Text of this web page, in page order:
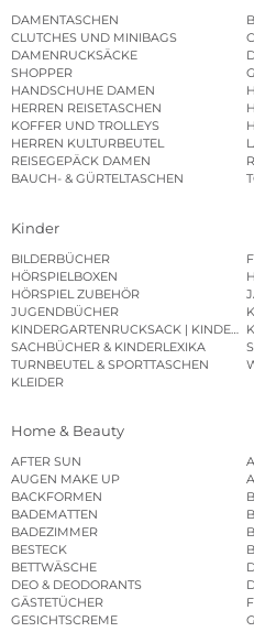
DAMENTASCHEN
CLUTCHES UND MINIBAGS
DAMENRUCKSÄCKE
SHOPPER
HANDSCHUHE DAMEN
HERREN REISETASCHEN
KOFFER UND TROLLEYS
HERREN KULTURBEUTEL
REISEGEPÄCK DAMEN
BAUCH- & GÜRTELTASCHEN
Kinder
BILDERBÜCHER
HÖRSPIELBOXEN
HÖRSPIEL ZUBEHÖR
JUGENDBÜCHER
SACHBÜCHER & KINDERLEXIKA
TURNBEUTEL & SPORTTASCHEN
KLEIDER
Home & Beauty
AFTER SUN
AUGEN MAKE UP
BACKFORMEN
BADEMATTEN
BADEZIMMER
BESTECK
BETTWÄSCHE
DEO & DEODORANTS
GÄSTETÜCHER
GESICHTSCREME